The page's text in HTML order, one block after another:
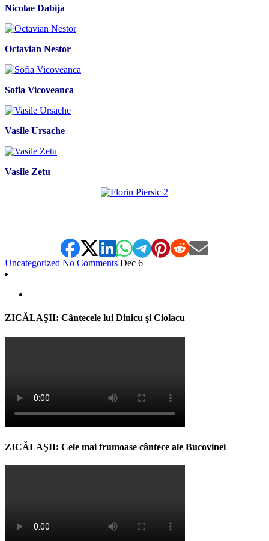
Nicolae Dabija
Octavian Nestor
Sofia Vicoveanca
Vasile Ursache
Vasile Zetu
Uncategorized No Comments Dec 6
ZICĂLAŞII: Cântecele lui Dinicu şi Ciolacu
ZICĂLAŞII: Cele mai frumoase cântece ale Bucovinei